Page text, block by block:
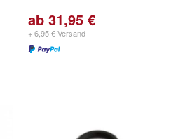
ab 31,95 €
+ 6,95 € Versand